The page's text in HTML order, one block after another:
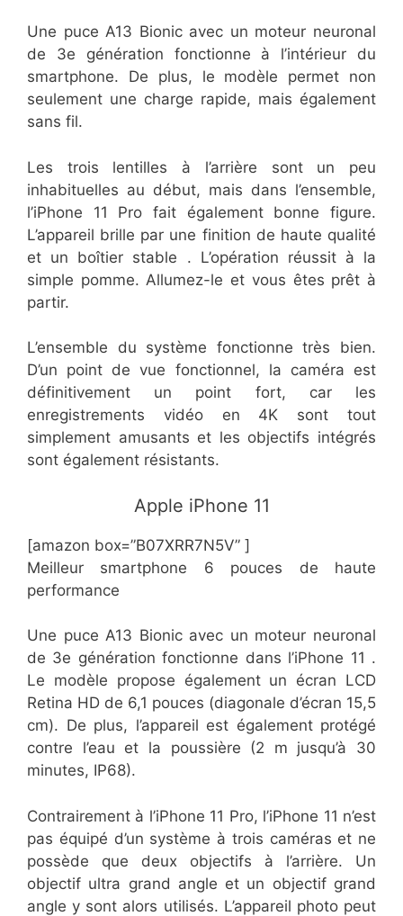
Une puce A13 Bionic avec un moteur neuronal
de 3e génération fonctionne à l’intérieur du
smartphone. De plus, le modèle permet non
seulement une charge rapide, mais également
sans fil.
Les trois lentilles à l’arrière sont un peu
inhabituelles au début, mais dans l’ensemble,
l’iPhone 11 Pro fait également bonne figure.
L’appareil brille par une finition de haute qualité
et un boîtier stable . L’opération réussit à la
simple pomme. Allumez-le et vous êtes prêt à
partir.
L’ensemble du système fonctionne très bien.
D’un point de vue fonctionnel, la caméra est
définitivement un point fort, car les
enregistrements vidéo en 4K sont tout
simplement amusants et les objectifs intégrés
sont également résistants.
​Apple iPhone 11
[amazon box=”​B07XRR7N5V” ]
​Meilleur smartphone 6 pouces de haute
performance
Une puce A13 Bionic avec un moteur neuronal
de 3e génération fonctionne dans l’iPhone 11 .
Le modèle propose également un écran LCD
Retina HD de 6,1 pouces (diagonale d’écran 15,5
cm). De plus, l’appareil est également protégé
contre l’eau et la poussière (2 m jusqu’à 30
minutes, IP68).
Contrairement à l’iPhone 11 Pro, l’iPhone 11 n’est
pas équipé d’un système à trois caméras et ne
possède que deux objectifs à l’arrière. Un
objectif ultra grand angle et un objectif grand
angle y sont alors utilisés. L’appareil photo peut